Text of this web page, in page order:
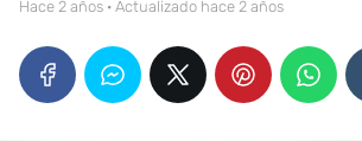
hace 2 años · Actualizado hace 2 años